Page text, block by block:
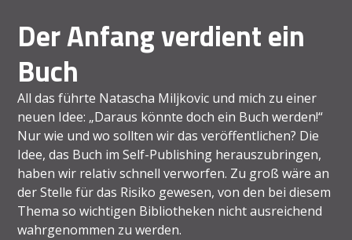
Der Anfang verdient ein
Buch
All das führte Natascha Miljkovic und mich zu einer
neuen Idee: „Daraus könnte doch ein Buch werden!“
Nur wie und wo sollten wir das veröffentlichen? Die
Idee, das Buch im Self-Publishing herauszubringen,
haben wir relativ schnell verworfen. Zu groß wäre an
der Stelle für das Risiko gewesen, von den bei diesem
Thema so wichtigen Bibliotheken nicht ausreichend
wahrgenommen zu werden.